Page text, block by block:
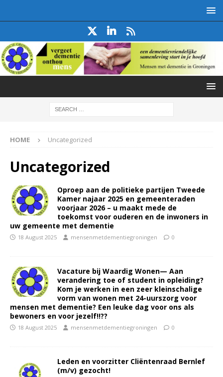
HOME Uncategorized
Uncategorized
Oproep aan de politieke partijen Tweede
Kamer najaar 2025 en gemeenteraden
voorjaar 2026 – u maakt mede de
toekomst voor ouderen en de inwoners in
uw gemeente met dementie
18 August 2025 mensenmetdementiegroningen 0
Vacature bij Waardig Wonen— Aan
verandering toe of student in opleiding?
Kom je werken in een zeer kleinschalige
vorm van wonen met 24-uurszorg voor
mensen met dementie? Een leuke dag voor ons als
bewoners en voor jezelf!!??
18 August 2025 mensenmetdementiegroningen 0
Leden en voorzitter Cliëntenraad Bernlef
(m/v) gezocht!